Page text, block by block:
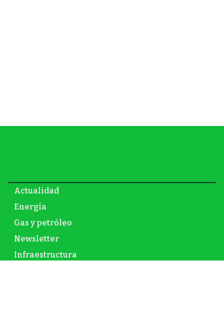
Actualidad
Energía
Gas y petróleo
Newsletter
Infraestructura